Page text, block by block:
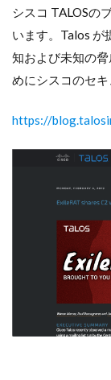
シスコ TALOSの
います。Talos が
知および未知の
めにシスコのセキ
https://